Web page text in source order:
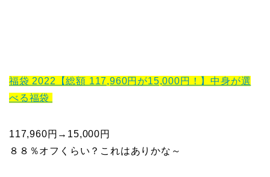
福袋 2022【総額 117,960円が15,000円！】中身が選
べる福袋
117,960円→15,000円
８８％オフくらい？これはありかな～